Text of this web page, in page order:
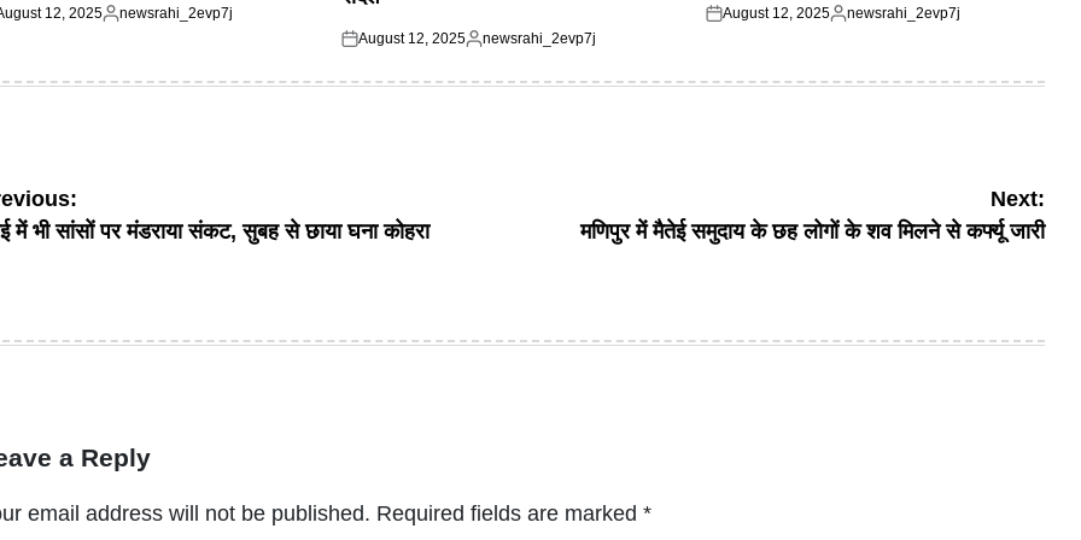
12, 2025
Posted
newsrahi_2evp7j
Posted
August 12, 2025
Posted
newsrahi_2evp7j
Posted
August 12, 2025
Posted
newsrahi_2evp7j
में भी सांसों पर मंडराया संकट, सुबह से छाया घना कोहरा
Next:
मणिपुर में मैतेई समुदाय के छह लोगों के शव मिलने से कर्फ्यू जारी
a Reply
email address will not be published. Required fields are marked *